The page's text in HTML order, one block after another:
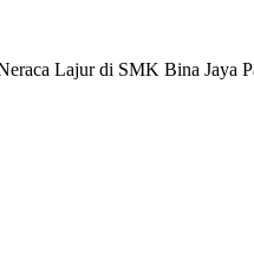
Lajur di SMK Bina Jaya